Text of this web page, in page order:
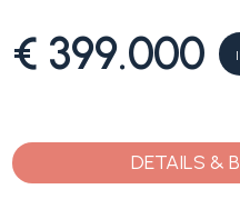
€ 399.000
DETAILS &
Kontakt
Alle